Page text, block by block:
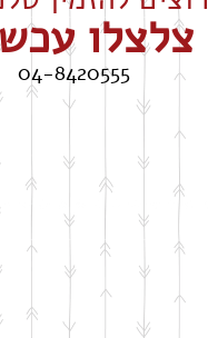
צלצלו
04-8420555